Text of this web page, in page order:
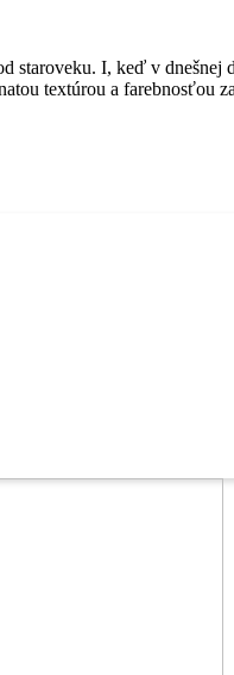
I, keď v dnešnej
textúrou a farebnosťou